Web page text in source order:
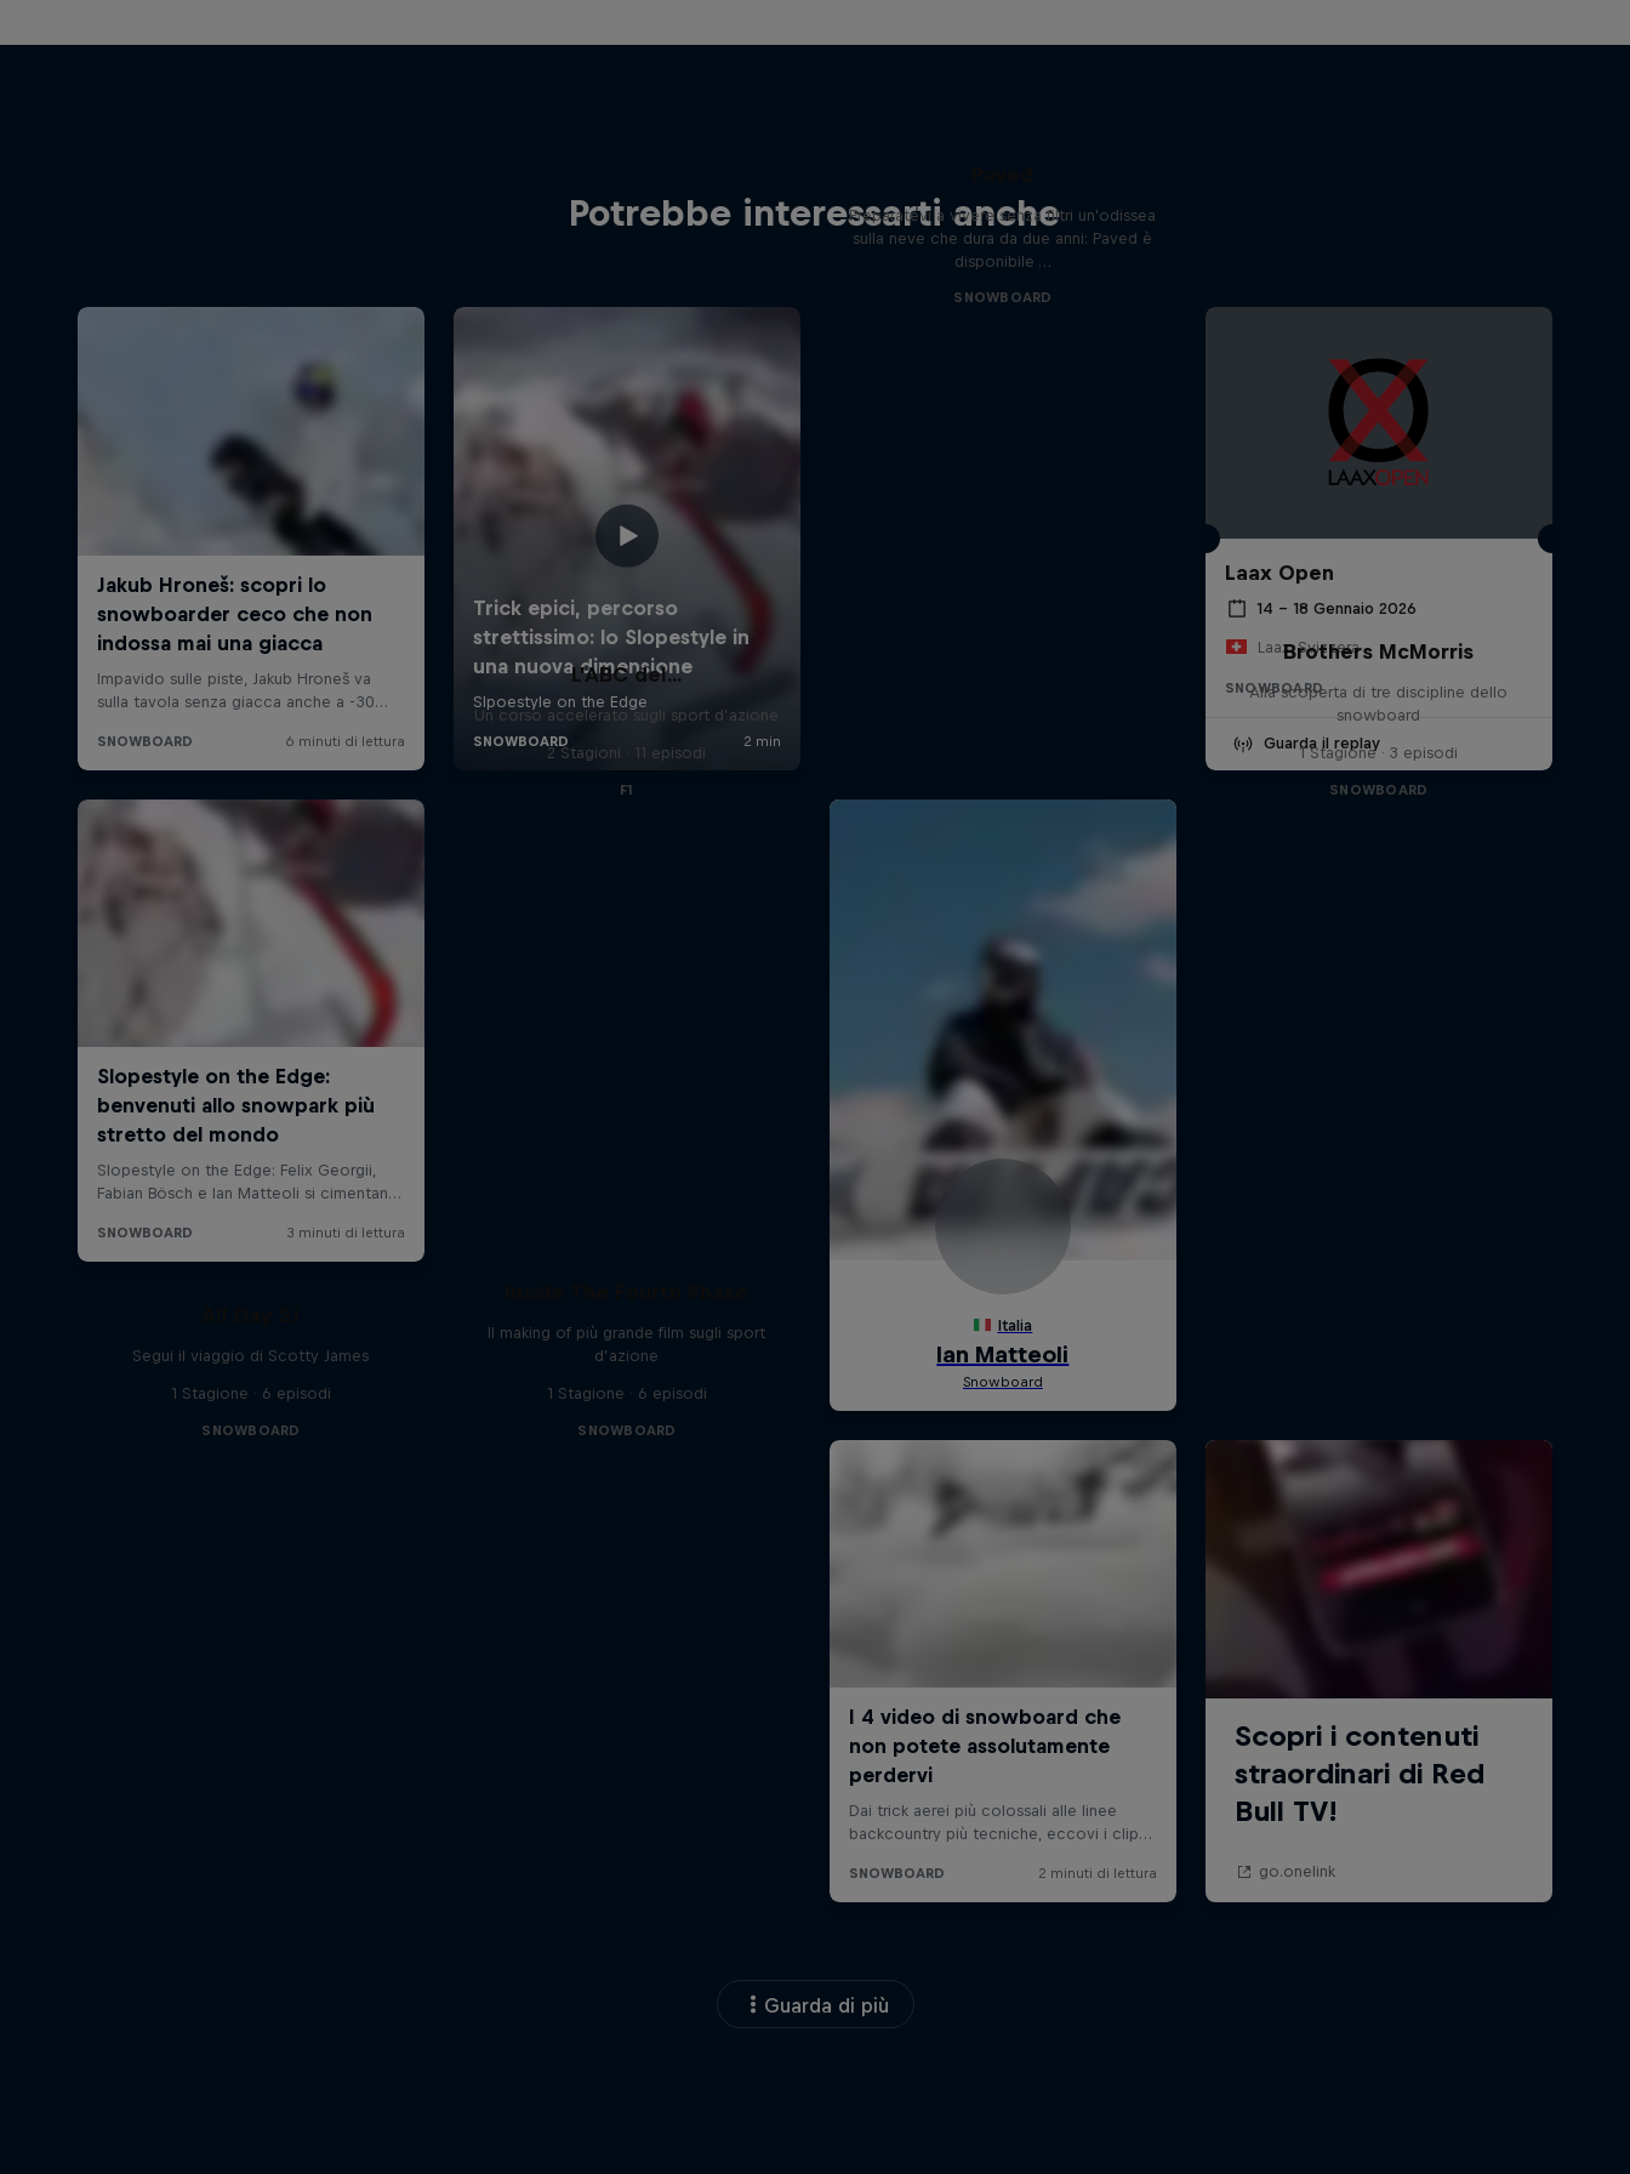
Potrebbe interessarti anche
Preparatevi a vivere senza filtri un'odissea
sulla neve che dura da due anni: Paved è
disponibile …
SNOWBOARD
Laax Open
14 – 18 Gennaio 2026
Laax, Svizzera
SNOWBOARD
Guarda il replay
L'ABC del...
Un corso accelerato sugli sport d’azione
2 Stagioni · 11 episodi
F1
Brothers McMorris
Alla scoperta di tre discipline dello
snowboard
1 Stagione · 3 episodi
SNOWBOARD
Segui il viaggio di Scotty James
1 Stagione · 6 episodi
SNOWBOARD
Il making of più grande film sugli sport
d’azione
1 Stagione · 6 episodi
SNOWBOARD
Guarda di più